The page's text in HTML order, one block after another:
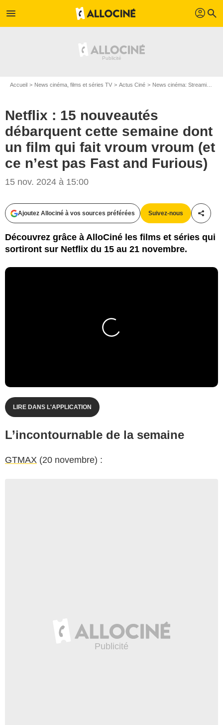
menu profil search
Accueil News cinéma, films et séries TV Actus Ciné News cinéma: Streaming
Netflix : 15 nouveautés
débarquent cette semaine dont
un film qui fait vroum vroum (et
ce n’est pas Fast and Furious)
15 nov. 2024 à 15:00
Ajoutez Allociné à vos sources préférées Suivez-nous
Découvrez grâce à AlloCiné les films et séries qui
sortiront sur Netflix du 15 au 21 novembre.
LIRE DANS L'APPLICATION
L’incontournable de la semaine
GTMAX (20 novembre) :